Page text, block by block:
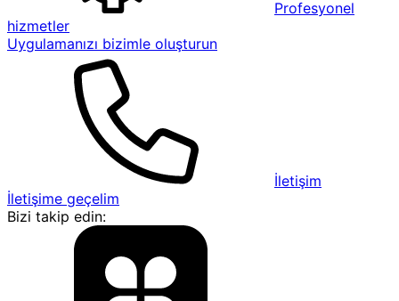
Profesyonel
hizmetler
Uygulamanızı bizimle oluşturun
İletişim
İletişime geçelim
Bizi takip edin: